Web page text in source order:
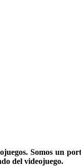
Somos un
del videojuego.